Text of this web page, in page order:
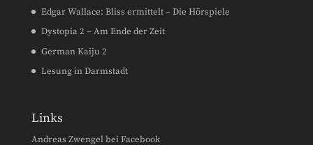
Edgar Wallace: Bliss ermittelt – Die Hörspiele
Dystopia 2 – Am Ende der Zeit
German Kaiju 2
Lesung in Darmstadt
Links
Andreas Zwengel bei Facebook